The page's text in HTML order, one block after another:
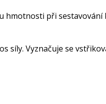
hmotnosti při
síly. Vyznačuje se